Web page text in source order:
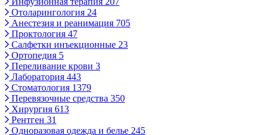
Отоларингология 24
Анестезия и реанимация 705
Проктология 47
Салфетки инъекционные 23
Ортопедия 5
Переливание крови 3
Лаборатория 443
Стоматология 1379
Перевязочные средства 350
Хирургия 613
Рентген 31
Одноразовая одежда и белье 245